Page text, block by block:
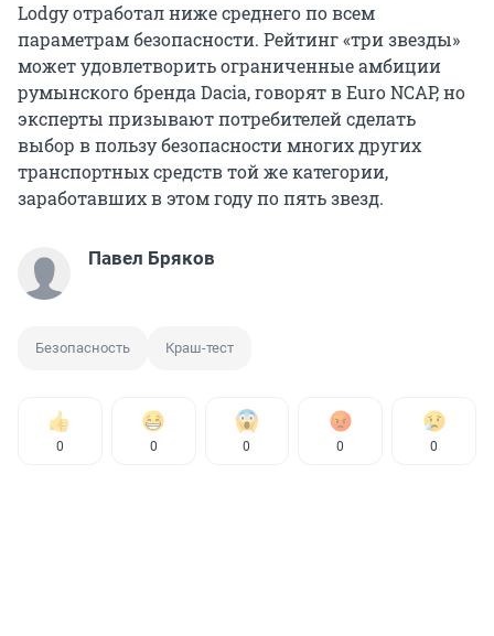
Lodgy отработал ниже среднего по всем
параметрам безопасности. Рейтинг «три звезды»
может удовлетворить ограниченные амбиции
румынского бренда Dacia, говорят в Euro NCAP, но
эксперты призывают потребителей сделать
выбор в пользу безопасности многих других
транспортных средств той же категории,
заработавших в этом году по пять звезд.
Павел Бряков
Безопасность Краш-тест
0 0 0 0 0